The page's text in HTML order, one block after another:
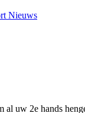
Nieuws
al uw 2e hands